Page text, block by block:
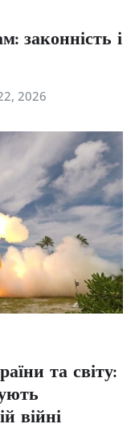
законність і
2026
та світу:
війні